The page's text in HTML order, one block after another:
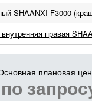
SHAANXI F3000
правая
плановая
по